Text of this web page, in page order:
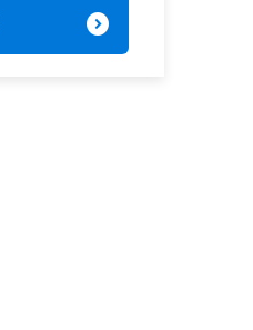
expand_circle_right